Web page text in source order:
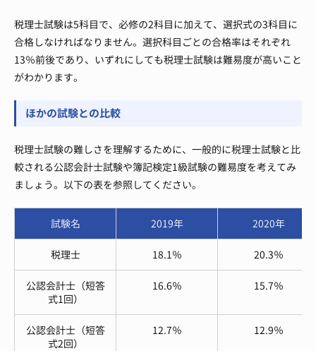
税理士試験は5科目で、必修の2科目に加えて、選択式の3科目に
合格しなければなりません。選択科目ごとの合格率はそれぞれ
13％前後であり、いずれにしても税理士試験は難易度が高いこと
がわかります。
ほかの試験との比較
税理士試験の難しさを理解するために、一般的に税理士試験と比
較される公認会計士試験や簿記検定1級試験の難易度を考えてみ
ましょう。以下の表を参照してください。
試験名 2019年 2020年
税理士 18.1％ 20.3％
公認会計士（短答
式1回）
16.6％ 15.7％
公認会計士（短答
式2回）
12.7％ 12.9％